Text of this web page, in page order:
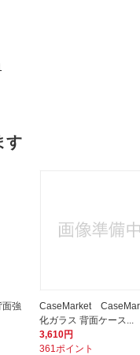
す
強
CaseMarket
化ガラス 背面ケース...
3,610円
361ポイント